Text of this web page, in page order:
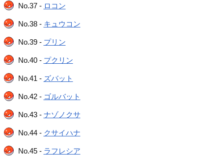
No.37 - ロコン
No.38 - キュウコン
No.39 - プリン
No.40 - プクリン
No.41 - ズバット
No.42 - ゴルバット
No.43 - ナゾノクサ
No.44 - クサイハナ
No.45 - ラフレシア